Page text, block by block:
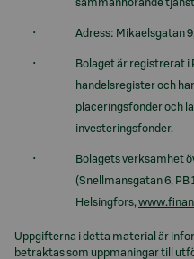
sammanhörande
Adress: Mikaelsgatan
Bolaget är registrerat
handelsregister och
placeringsfonder och
investeringsfonder.
Bolagets verksamhet
(Snellmansgatan 6, PB
Helsingfors,
Uppgifterna i detta material är
betraktas som uppmaningar till